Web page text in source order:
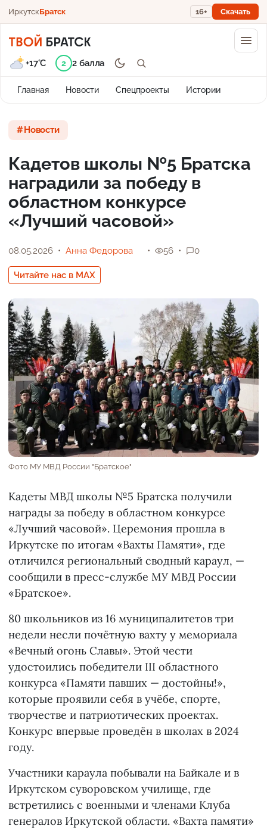
ИркутскБратск 16+ Скачать
Главная Новости Спецпроекты Истории
+17°C 2 2 балла
Новости
Кадетов школы №5 Братска
наградили за победу в
областном конкурсе
«Лучший часовой»
08.05.2026 Анна Федорова
Читайте нас в MAX
56 0
Фото МУ МВД России "Братское"
Кадеты МВД школы №5 Братска получили
награды за победу в областном конкурсе
«Лучший часовой». Церемония прошла в
Иркутске по итогам «Вахты Памяти», где
отличился региональный сводный караул, —
сообщили в пресс-службе МУ МВД России
«Братское».
80 школьников из 16 муниципалитетов три
недели несли почётную вахту у мемориала
«Вечный огонь Славы». Этой чести
удостоились победители III областного
конкурса «Памяти павших — достойны!»,
которые проявили себя в учёбе, спорте,
творчестве и патриотических проектах.
Конкурс впервые проведён в школах в 2024
году.
Участники караула побывали на Байкале и в
Иркутском суворовском училище, где
встретились с военными и членами Клуба
генералов Иркутской области. «Вахта памяти»